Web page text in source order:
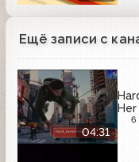
Ещё записи с
04:31
6